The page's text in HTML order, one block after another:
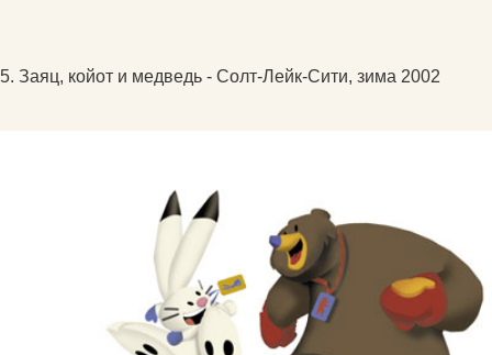
5. Заяц, койот и медведь - Солт-Лейк-Сити, зима 2002